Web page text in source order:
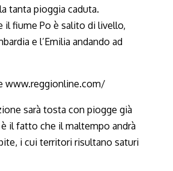
tanta pioggia caduta.
il fiume Po è salito di livello,
e l’Emilia andando ad
sarà tosta con piogge già
il fatto che il maltempo andrà
i cui territori risultano saturi